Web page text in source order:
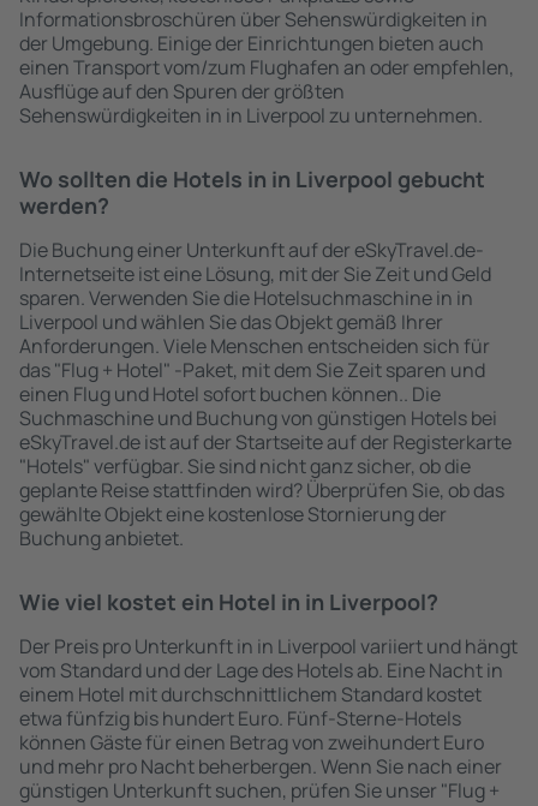
Informationsbroschüren über Sehenswürdigkeiten in
der Umgebung. Einige der Einrichtungen bieten auch
einen Transport vom/zum Flughafen an oder empfehlen,
Ausflüge auf den Spuren der größten
Sehenswürdigkeiten in in Liverpool zu unternehmen.
Wo sollten die Hotels in in Liverpool gebucht
werden?
Die Buchung einer Unterkunft auf der eSkyTravel.de-
Internetseite ist eine Lösung, mit der Sie Zeit und Geld
sparen. Verwenden Sie die Hotelsuchmaschine in in
Liverpool und wählen Sie das Objekt gemäß Ihrer
Anforderungen. Viele Menschen entscheiden sich für
das "Flug + Hotel" -Paket, mit dem Sie Zeit sparen und
einen Flug und Hotel sofort buchen können.. Die
Suchmaschine und Buchung von günstigen Hotels bei
eSkyTravel.de ist auf der Startseite auf der Registerkarte
"Hotels" verfügbar. Sie sind nicht ganz sicher, ob die
geplante Reise stattfinden wird? Überprüfen Sie, ob das
gewählte Objekt eine kostenlose Stornierung der
Buchung anbietet.
Wie viel kostet ein Hotel in in Liverpool?
Der Preis pro Unterkunft in in Liverpool variiert und hängt
vom Standard und der Lage des Hotels ab. Eine Nacht in
einem Hotel mit durchschnittlichem Standard kostet
etwa fünfzig bis hundert Euro. Fünf-Sterne-Hotels
können Gäste für einen Betrag von zweihundert Euro
und mehr pro Nacht beherbergen. Wenn Sie nach einer
günstigen Unterkunft suchen, prüfen Sie unser "Flug +